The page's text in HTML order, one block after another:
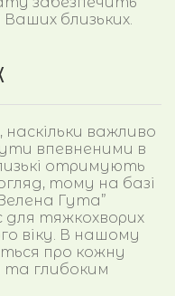
Ваших близьких.
важливо
впевненими в
отримують
тому на базі
Гута”
для тяжкохворих
віку. В нашому
про кожну
глибоким